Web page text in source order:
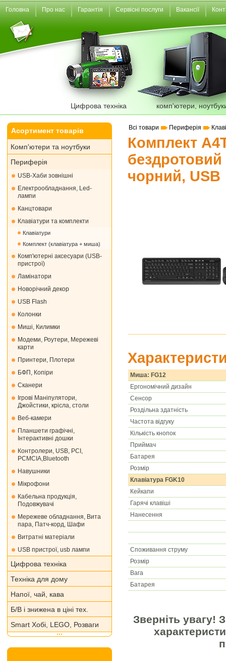
Головна Про нас Гарантія Сервісні послуги Вакансії
Цифрова техніка комп'ютери,
Асортимент товарів
Комп'ютери та ноутбуки
Периферія
USB-Хаби зовнішні
Електрообладнання, Led-
лампи
Канцтовари
Клавіатури та комплекти
Клавіатури
Комплект (клавіатура + миша)
Комп'ютерні аксесуари (USB-
пристрої)
Ламінатори
Новорічний декор
USB Flash
Колонки
Миші, Килимки
Модеми, Роутери, Мережеві
карти
Принтери, Плотери
БФП, Копіри
Сканери
Ігрові Маніпулятори,
Джойстики, крісла, столи
Веб-камери
Планшети графічні,
Інтерактивні дошки
Контролери, USB, PCI,
PCMCIA,Bluetooth
Навушники
Мікрофони
Кабельна продукція,
Подовжувачі
Мережеве обладнання, Вита
пара, Патч-корд, Шафи
Витратні матеріали
USB пристрої, usb лампи
Цифрова техніка
Техніка для дому
Напої, чай, кава
Б/В і знижена в ціні тех.
Smart Хобі, LEGO, Розваги
Всі товари Периферія
Комплект
чорний, USB
Миша: FG12
Ергономічний дизайн
Сенсор
Роздільна здатність
Частота відгуку
Кількість кнопок
Приймач
Батарея
Розмір
Клавіатура FGK10
Кейкапи
Гарячі клавіші
Нанесення
Споживання струму
Розмір
Вага
Батарея
Зверніть увагу!